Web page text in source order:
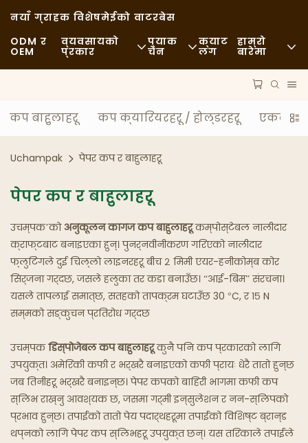
नयाँ ग्राहक विशेषमेईको वाटरबेस
ODM र
OEM
व्यवसायको
प्रकार
आकस्मिक
खाद्य ट्रकहरू
बेकरी
चिल्लो चम्चा
प्याक
चेन
यातायात
क्याट
लग
हाम्रो
बारेमा
दिगोपन
कप बाहुलाहरू कप क्यारियरहरू / होल्डरहरू एकल
Uchampak पेपर कप र बाहुलाहरू
पेपर कप र बाहुलाहरू
उचम्पक’कोअनुकूलनकागज कप बाहुलाहरूकम्पोस्टेबल नालीदार
क्राफ्टबाट बनाइएका हुन्। पुनर्नवीनीकरण गरिएको नालीदार
फ्लुटिंगले दुई चिल्लो लाइनरहरू बीच २ मिमी एयर-हनीकोम्ब कोर
सिर्जना गर्दछ, जसले हलुका तर कडा बनाउँछ। “आई-बिम” संरचना।
यसले तापलाई समात्छ, सतहको तापक्रम घटाउँछ 30 °C, र १५ N
सम्मको सङ्कुचन प्रतिरोध गर्दछ
उचम्पकडिस्पोजेबल कप बाहुलाहरूकुनै पनि कप प्रकारको लागि
उपयुक्त। अमेरिकी कफी र भर्खरै बनाइएको कफी प्रायः धेरै तातो हुन्छ
जब तिनीहरू भर्खरै बनाइन्छ। पेपर कपको बाहिरी भागमा कफी कप
स्लिभ राख्नु आवश्यक छ, जसमा गर्मी इन्सुलेशन र नन-स्लिपको
प्रभाव हुन्छ। तपाईंको तातो पेय पदार्थहरूमा तपाईंको विशिष्ट ब्रान्ड
थप्नको लागि पेपर कप स्लिभहरू उपयुक्त छन्। यस तरिकाले तपाईंले